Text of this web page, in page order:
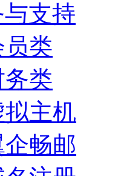
与支持
员类
务类
拟主机
畅邮